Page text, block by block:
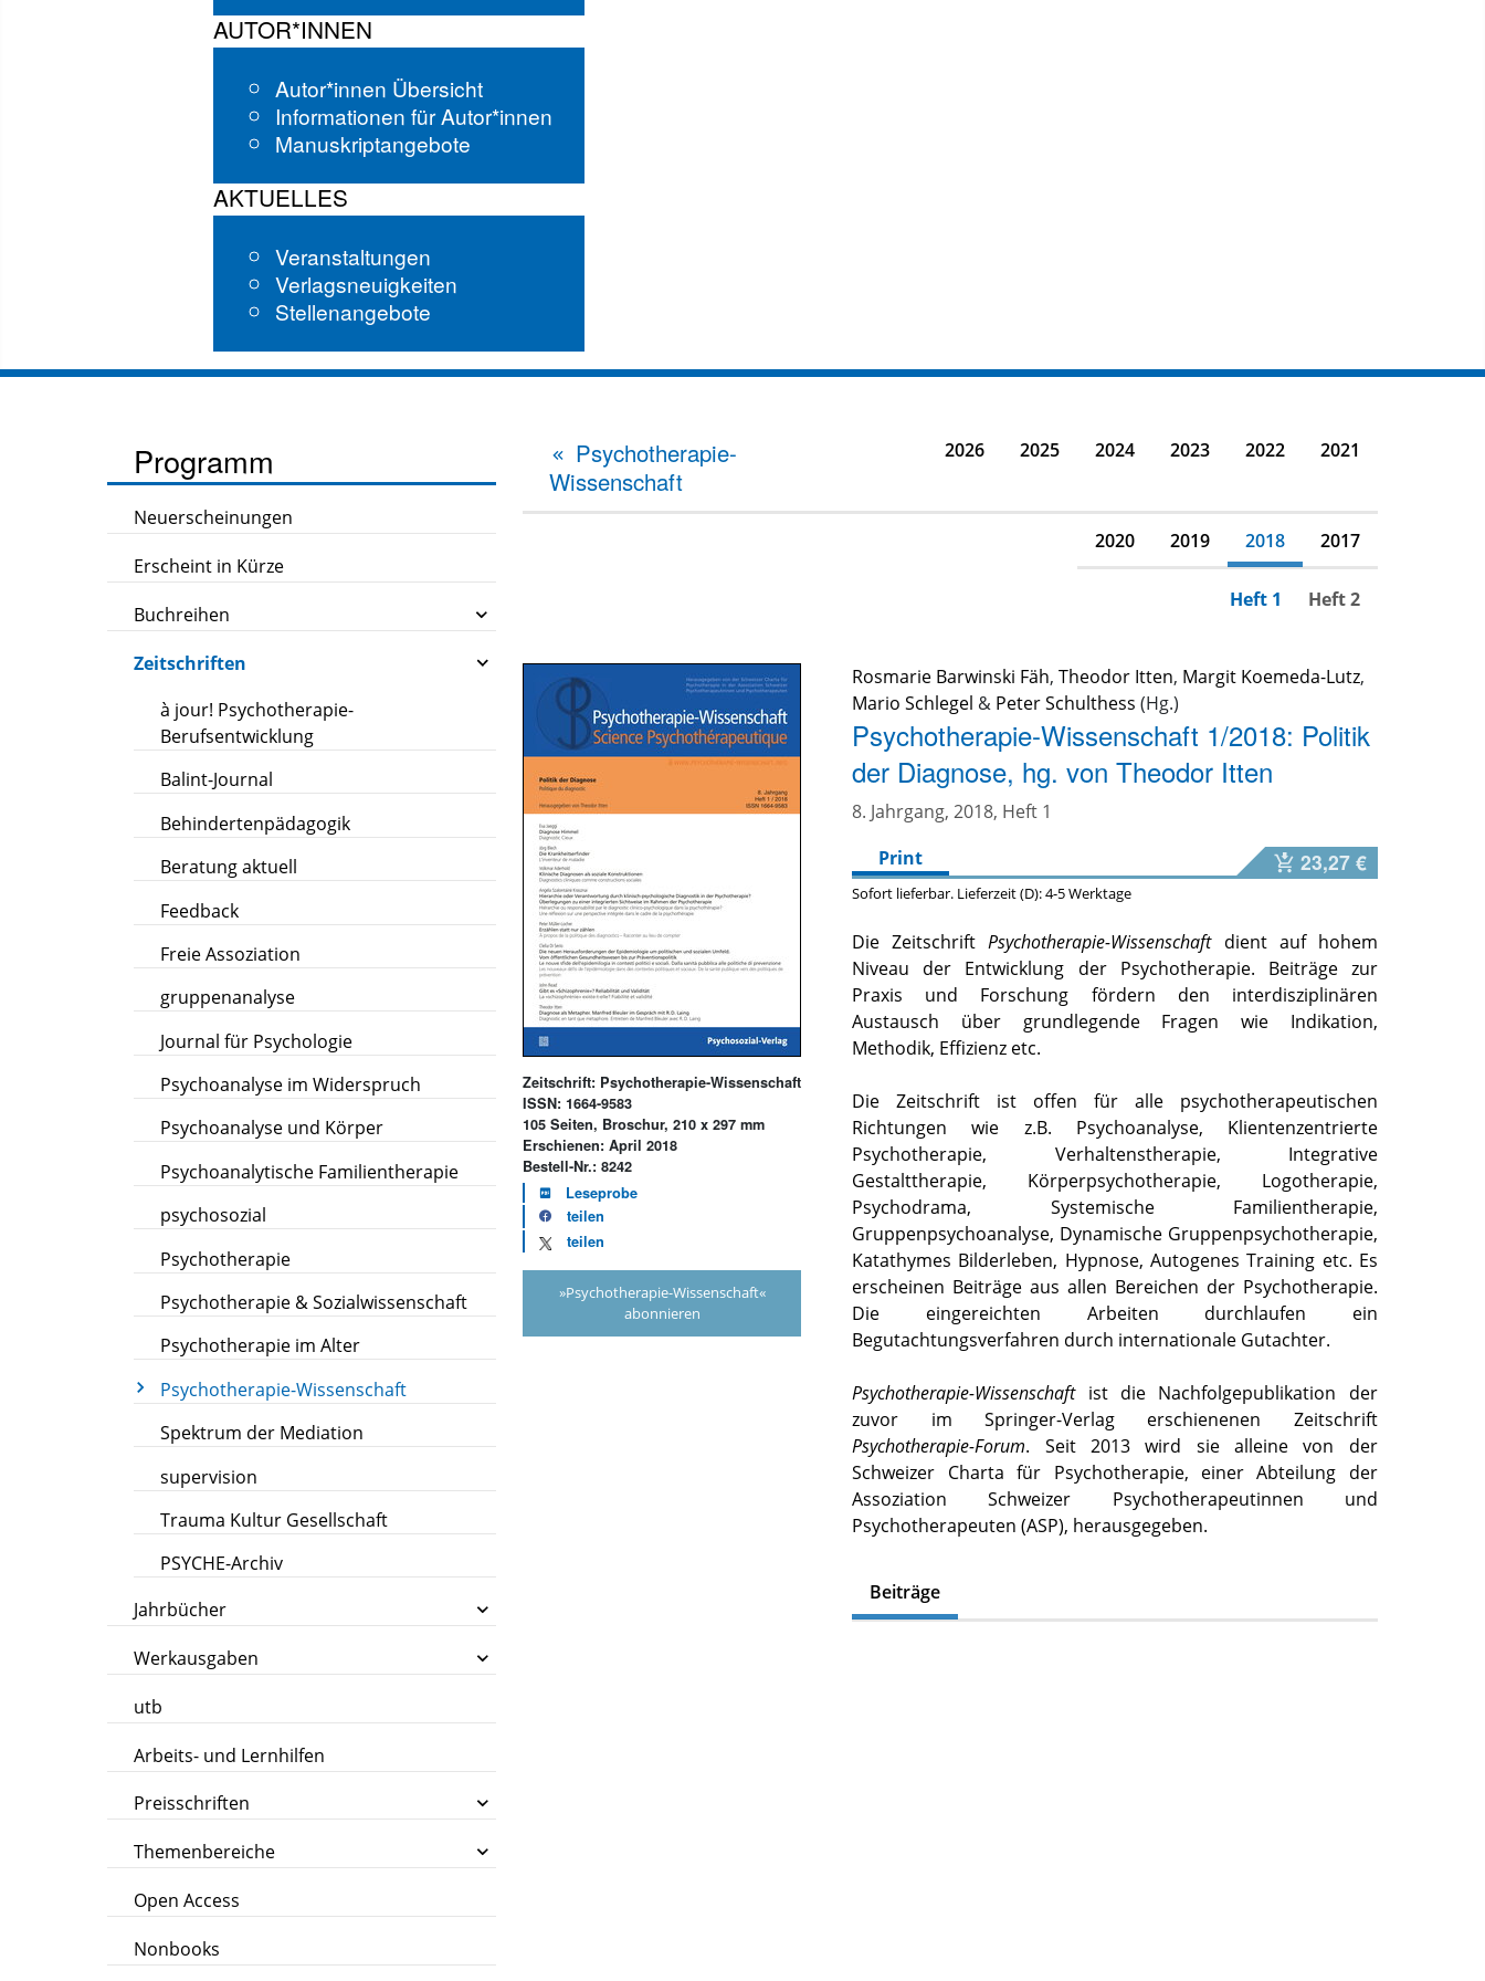
AUTOR*INNEN
Autor*innen Übersicht
Informationen für Autor*innen
Manuskriptangebote
AKTUELLES
Veranstaltungen
Verlagsneuigkeiten
Stellenangebote
Programm
Neuerscheinungen
Erscheint in Kürze
Buchreihen
Zeitschriften
à jour! Psychotherapie-
Berufsentwicklung
Balint-Journal
Behindertenpädagogik
Beratung aktuell
Feedback
Freie Assoziation
gruppenanalyse
Journal für Psychologie
Psychoanalyse im Widerspruch
Psychoanalyse und Körper
Psychoanalytische Familientherapie
psychosozial
Psychotherapie
Psychotherapie & Sozialwissenschaft
Psychotherapie im Alter
Psychotherapie-Wissenschaft
Spektrum der Mediation
supervision
Trauma Kultur Gesellschaft
PSYCHE-Archiv
Jahrbücher
Werkausgaben
utb
Arbeits- und Lernhilfen
Preisschriften
Themenbereiche
Open Access
Nonbooks
Psychotherapie-
Wissenschaft
2026 2025 2024 2023 2022 2021
2020 2019 2018 2017
Heft 1 Heft 2
Zeitschrift: Psychotherapie-Wissenschaft
ISSN: 1664-9583
105 Seiten, Broschur, 210 x 297 mm
Erschienen: April 2018
Bestell-Nr.: 8242
Leseprobe
teilen
teilen
»Psychotherapie-Wissenschaft«
abonnieren
Rosmarie Barwinski Fäh,Theodor Itten, Margit Koemeda-Lutz,
Mario Schlegel & Peter Schulthess
Psychotherapie-Wissenschaft 1/2018: Politik
der Diagnose, hg. von Theodor Itten
8. Jahrgang, 2018, Heft 1
Print
23,27 €
Sofort lieferbar. Lieferzeit (D): 4-5 Werktage
Die ZeitschriftPsychotherapie-Wissenschaftdient auf hohem
Niveau der Entwicklung der Psychotherapie. Beiträge zur
Praxis und Forschung fördern den interdisziplinären
Austausch über grundlegende Fragen wie Indikation,
Methodik, Effizienz etc.
Die Zeitschrift ist offen für alle psychotherapeutischen
Richtungen wie z.B. Psychoanalyse, Klientenzentrierte
Psychotherapie, Verhaltenstherapie, Integrative
Gestalttherapie, Körperpsychotherapie, Logotherapie,
Psychodrama, Systemische Familientherapie,
Gruppenpsychoanalyse, Dynamische Gruppenpsychotherapie,
Katathymes Bilderleben, Hypnose, Autogenes Training etc. Es
erscheinen Beiträge aus allen Bereichen der Psychotherapie.
Die eingereichten Arbeiten durchlaufen ein
Begutachtungsverfahren durch internationale Gutachter.
Psychotherapie-Wissenschaftist die Nachfolgepublikation der
zuvor im Springer-Verlag erschienenen Zeitschrift
Psychotherapie-Forum. Seit 2013 wird sie alleine von der
Schweizer Charta für Psychotherapie, einer Abteilung der
Assoziation Schweizer Psychotherapeutinnen und
Psychotherapeuten (ASP), herausgegeben.
Beiträge